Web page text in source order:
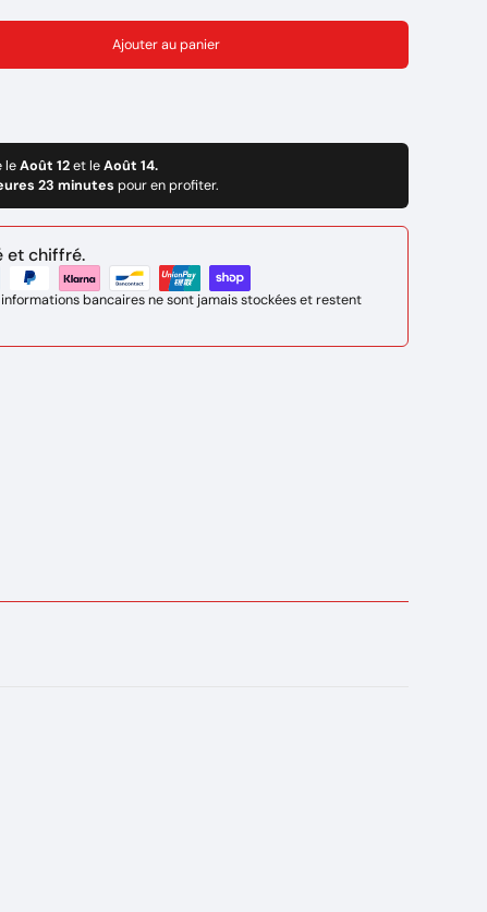
Ajouter au panier
leAoût 12et leAoût 14.
23 minutes pour en profiter.
et chiffré.
bancaires ne sont jamais stockées et restent